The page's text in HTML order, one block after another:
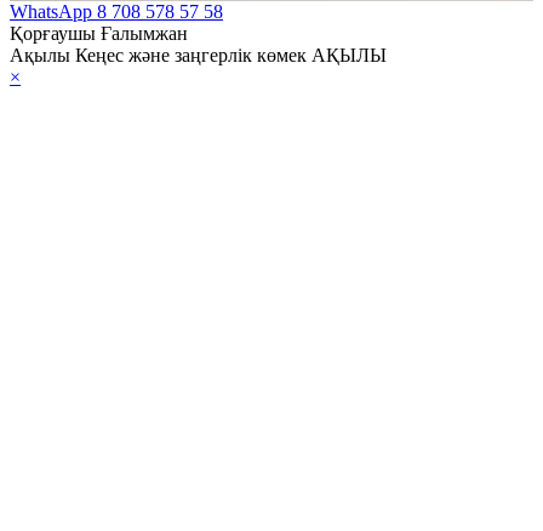
WhatsApp 8 708 578 57 58
Қорғаушы Ғалымжан
Ақылы Кеңес және заңгерлік көмек АҚЫЛЫ
×